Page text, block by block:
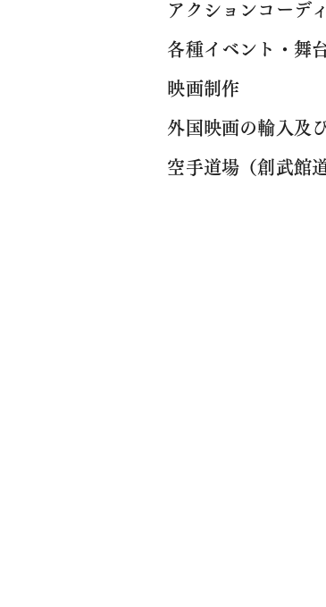
アクションコーディ
各種イベント・舞台の
映画制作
外国映画の輸入及び国
空手道場（創武館道